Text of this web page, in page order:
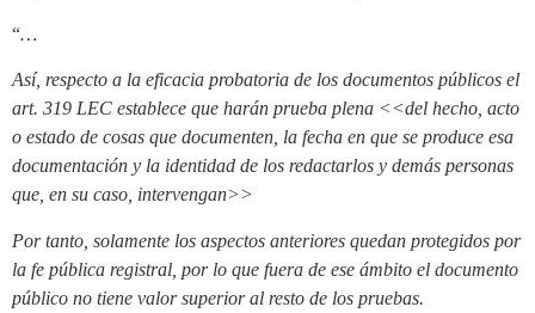
“…
Así, respecto a la eficacia probatoria de los documentos públicos el
art. 319 LEC establece que harán prueba plena <<del hecho, acto
o estado de cosas que documenten, la fecha en que se produce esa
documentación y la identidad de los redactarlos y demás personas
que, en su caso, intervengan>>
Por tanto, solamente los aspectos anteriores quedan protegidos por
la fe pública registral, por lo que fuera de ese ámbito el documento
público no tiene valor superior al resto de los pruebas.